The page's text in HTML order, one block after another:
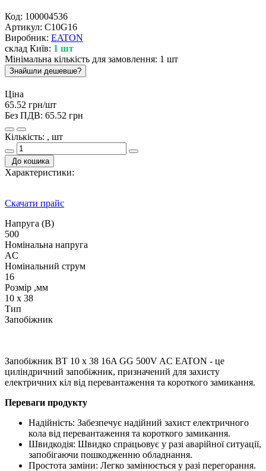
Код: 100004536
Артикул: C10G16
Виробник: EATON
склад Київ: 1 шт
Мінімальна кількість для замовлення: 1 шт
Знайшли дешевше?
Ціна
65.52 грн/шт
Без ПДВ: 65.52 грн
Кількість: , шт
До кошика
Характеристики:
Скачати прайс
Напруга (В)
500
Номінальна напруга
AC
Номінальний струм
16
Розмір ,мм
10 x 38
Тип
Запобіжник
Запобіжник BT 10 x 38 16A GG 500V AC EATON - це
циліндричний запобіжник, призначений для захисту
електричних кіл від перевантаження та короткого замикання.
Переваги продукту
Надійність: Забезпечує надійний захист електричного
кола від перевантаження та короткого замикання.
Швидкодія: Швидко спрацьовує у разі аварійної ситуації,
запобігаючи пошкодженню обладнання.
Простота заміни: Легко замінюється у разі перегорання.